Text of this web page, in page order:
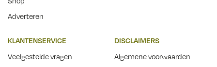
Adverteren
KLANTENSERVICE
Veelgestelde vragen
DISCLAIMERS
Algemene voorwaarden